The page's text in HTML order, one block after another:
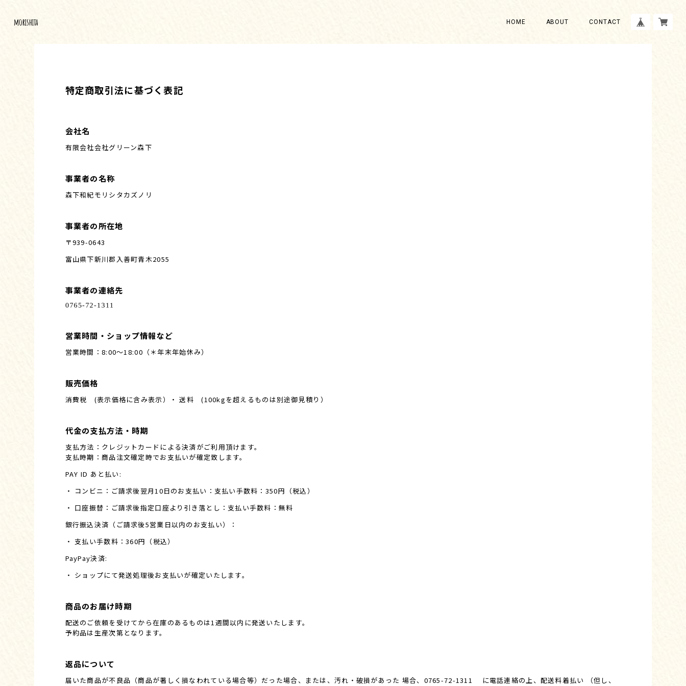
morishita HOME ABOUT CONTACT
特定商取引法に基づく表記
会社名
有限会社会社グリーン森下
事業者の名称
森下和紀モリシタカズノリ
事業者の所在地
〒939-0643
富山県下新川郡入善町青木2055
事業者の連絡先
営業時間・ショップ情報など
営業時間：8:00〜18:00（＊年末年始休み）
販売価格
消費税 (表示価格に含み表示）・ 送料 (100kgを超えるものは別途御見積り）
代金の支払方法・時期
支払方法：クレジットカードによる決済がご利用頂けます。
支払時期：商品注文確定時でお支払いが確定致します。
PAY ID あと払い:
・ コンビニ：ご請求後翌月10日のお支払い：支払い手数料：350円（税込）
・ 口座振替：ご請求後指定口座より引き落とし：支払い手数料：無料
銀行振込決済（ご請求後5営業日以内のお支払い）：
・ 支払い手数料：360円（税込）
PayPay決済:
・ ショップにて発送処理後お支払いが確定いたします。
商品のお届け時期
配送のご依頼を受けてから在庫のあるものは1週間以内に発送いたします。
予約品は生産次第となります。
返品について
届いた商品が不良品（商品が著しく損なわれている場合等）だった場合、または、汚れ・破損があった 場合、0765-72-1311 に電話連絡の上、配送料着払い （但し、